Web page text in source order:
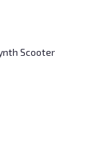
Scooter